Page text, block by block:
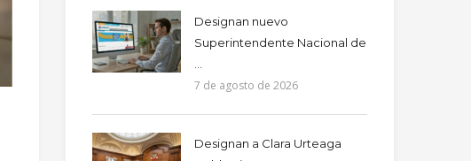
Designan nuevo
Superintendente Nacional de
7 de agosto de 2026
Designan a Clara Urteaga